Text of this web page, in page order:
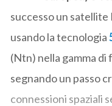
successo un
usando la tecnologia
(Ntn) nella gamma di
segnando un passo
connessioni spaziali